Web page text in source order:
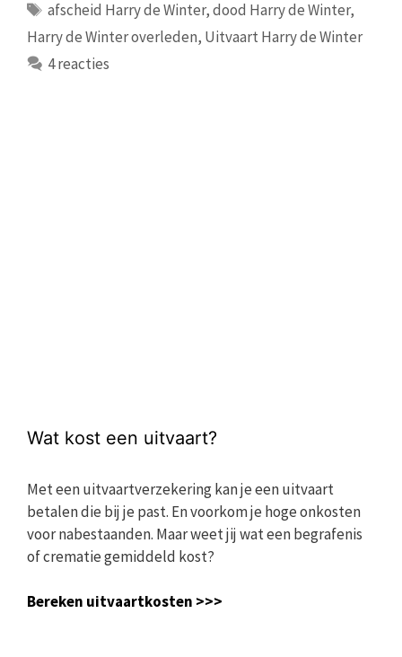
Tags
afscheid Harry de Winter,dood Harry de Winter,
Harry de Winter overleden, Uitvaart Harry de Winter
4 reacties
Wat kost een uitvaart?
Met een uitvaartverzekering kan je een uitvaart
betalen die bij je past. En voorkom je hoge onkosten
voor nabestaanden. Maar weet jij wat een begrafenis
of crematie gemiddeld kost?
Bereken uitvaartkosten >>>